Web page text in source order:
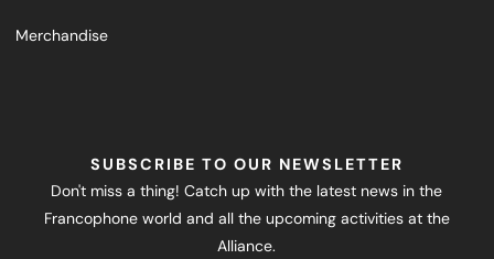
Merchandise
SUBSCRIBE TO OUR NEWSLETTER
Don't miss a thing! Catch up with the latest news in the
Francophone world and all the upcoming activities at the
Alliance.